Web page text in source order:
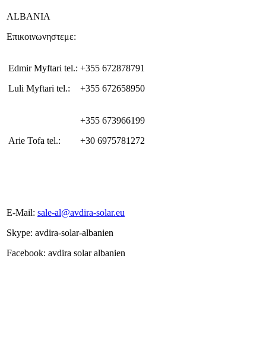
ALBANIA
Επικοινωνηστεμε:
Edmir Myftari tel.:
Luli Myftari tel.:
+355 672878791
+355 672658950
Arie Tofa tel.:
+355 673966199
+30 6975781272
E-Mail: sale-al@avdira-solar.eu
Skype: avdira-solar-albanien
Facebook: avdira solar albanien